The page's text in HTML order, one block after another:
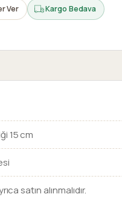
Ver Kargo Bedava
15 cm
satın alınmalıdır.